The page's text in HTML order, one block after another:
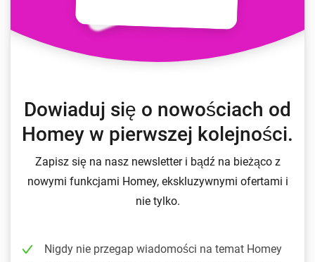
Dowiaduj się o nowościach od
Homey w pierwszej kolejności.
Zapisz się na nasz newsletter i bądź na bieżąco z
nowymi funkcjami Homey, ekskluzywnymi ofertami i
nie tylko.
Nigdy nie przegap wiadomości na temat Homey